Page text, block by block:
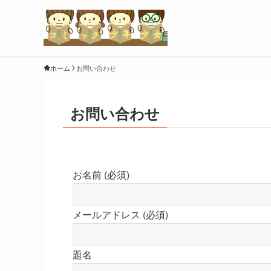
ホーム お問い合わせ
お問い合わせ
お名前 (必須)
メールアドレス (必須)
題名